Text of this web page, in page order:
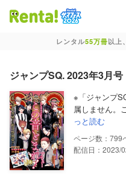
レンタル55万冊以上
ジャンプSQ. 2023年3月号
※「ジャンプ
属しません。
っと読む
799
配信日：2023/